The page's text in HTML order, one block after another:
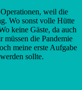
weil die
Wo sonst volle Hütte
keine Gäste, da auch
die Pandemie
meine erste Aufgabe
sollte.